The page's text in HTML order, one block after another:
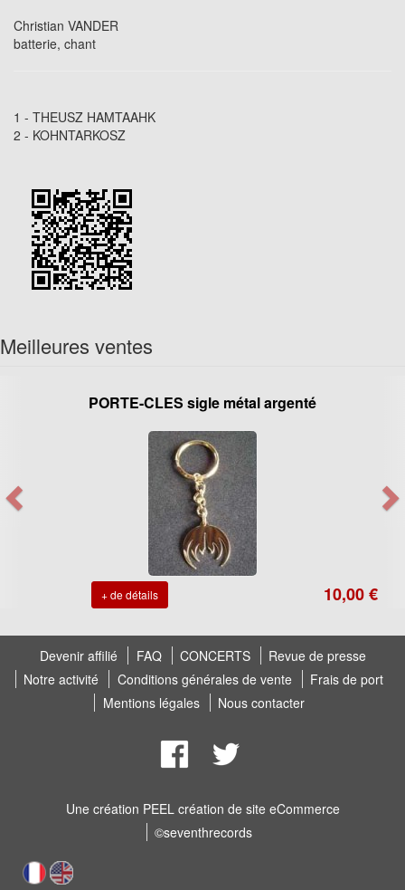
Christian VANDER
batterie, chant
1 - THEUSZ HAMTAAHK
2 - KOHNTARKOSZ
Meilleures ventes
PORTE-CLES sigle métal argenté
+ de détails 10,00 €
Devenir affilié FAQ CONCERTS
Revue de presse
Notre activité
Conditions générales de vente
Frais de port
Mentions légales
Nous contacter
Une création PEEL création de site eCommerce
©seventhrecords